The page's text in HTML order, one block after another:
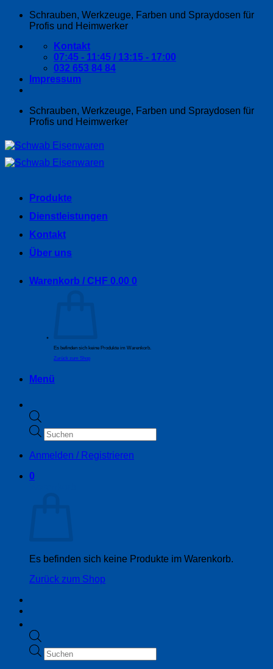
Zum
Schrauben, Werkzeuge, Farben und Spraydosen für
Profis und Heimwerker
Kontakt
07:45 - 11:45 / 13:15 - 17:00
032 653 84 84
Impressum
Schrauben, Werkzeuge, Farben und Spraydosen für
Profis und Heimwerker
Products
search
Anmelden / Registrieren
0
Es befinden sich keine Produkte im Warenkorb.
Zurück zum Shop
Produkte
Dienstleistungen
Kontakt
Über uns
Warenkorb / CHF 0.00 0
Es befinden sich keine Produkte im Warenkorb.
Zurück zum Shop
Menü
Products
search